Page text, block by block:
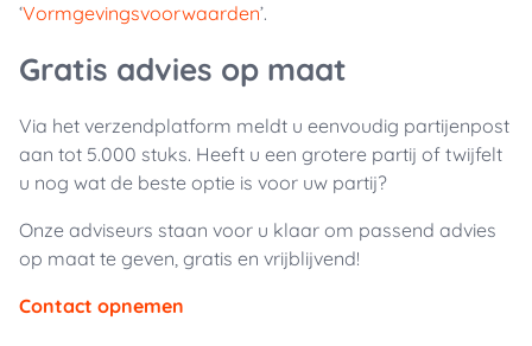
‘Vormgevingsvoorwaarden’.
Gratis advies op maat
Via het verzendplatform meldt u eenvoudig partijenpost
aan tot 5.000 stuks. Heeft u een grotere partij of twijfelt
u nog wat de beste optie is voor uw partij?
Onze adviseurs staan voor u klaar om passend advies
op maat te geven, gratis en vrijblijvend!
Contact opnemen